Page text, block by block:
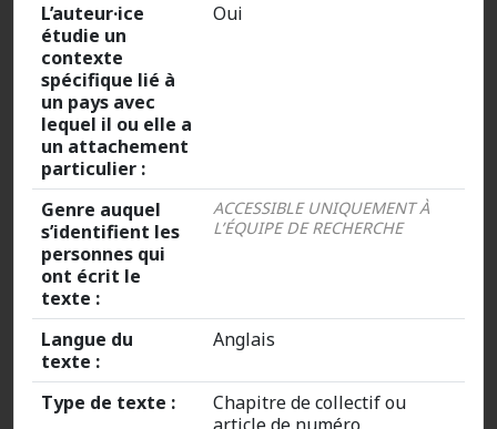
L’auteur·ice
étudie un
contexte
spécifique lié à
un pays avec
lequel il ou elle a
un attachement
particulier :
Oui
Genre auquel
s’identifient les
personnes qui
ont écrit le
texte :
ACCESSIBLE UNIQUEMENT À
L’ÉQUIPE DE RECHERCHE
Langue du
texte :
Anglais
Type de texte :
Chapitre de collectif ou